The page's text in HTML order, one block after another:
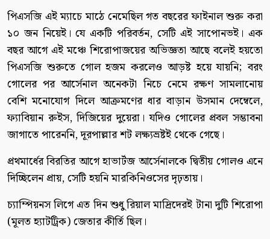
পিএসজি এই ম্যাচে মাঠে নেমেছিল গত বছরের ফাইনাল শুরু করা
১০ জন নিয়েই। যে একটি পরিবর্তন, সেটি এই সাপোনভই। এক
বছর আগে এই মঞ্চে শিরোপাজয়ের অভিজ্ঞতা আছে বলেই হয়তো
পিএসজি শুরুতে গোল হজম করলেও আড়ষ্ট হয়ে যায়নি; বরং
গোলের পর আর্সেনাল অনেকটা নিচে নেমে রক্ষণ সামলানোয়
বেশি মনোযোগ দিলে আক্রমণের ধার বাড়ান উসমান দেম্বেলে,
ফ্যাবিয়ান রুইস, দিজিয়ের দুয়েরা। যদিও গোলের প্রবল সম্ভাবনা
জাগাতে পারেননি, দূরপাল্লার শট লক্ষ্যভ্রষ্টই থেকে গেছে।
প্রথমার্ধের বিরতির আগে হাভার্টজ আর্সেনালকে দ্বিতীয় গোলও এনে
দিচ্ছিলেন প্রায়, সেটি হয়নি মারকিনিওসের দৃঢ়তায়।
চ্যাম্পিয়নস লিগে এত দিন শুধু রিয়াল মাদ্রিদেরই টানা দুটি শিরোপা
(মূলত হ্যাটট্রিক) জেতার কীর্তি ছিল।